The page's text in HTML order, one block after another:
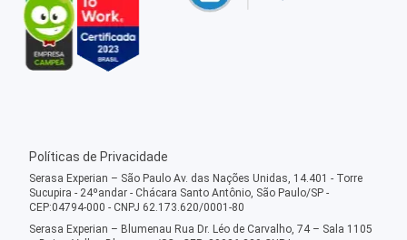
Políticas de Privacidade
Serasa Experian – São Paulo Av. das Nações Unidas, 14.401 - Torre
Sucupira - 24ºandar - Chácara Santo Antônio, São Paulo/SP -
CEP:04794-000 - CNPJ 62.173.620/0001-80
Serasa Experian – Blumenau Rua Dr. Léo de Carvalho, 74 – Sala 1105